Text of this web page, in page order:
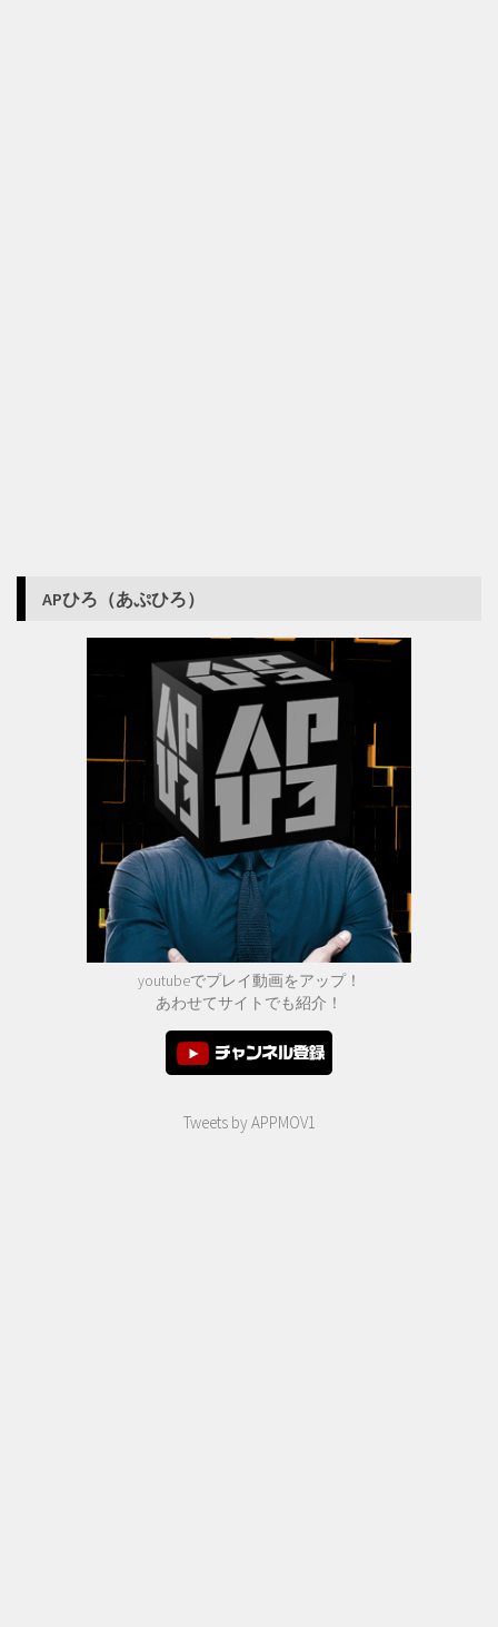
APひろ（あぷひろ）
youtubeでプレイ動画をアップ！
あわせてサイトでも紹介！
Tweets by APPMOV1